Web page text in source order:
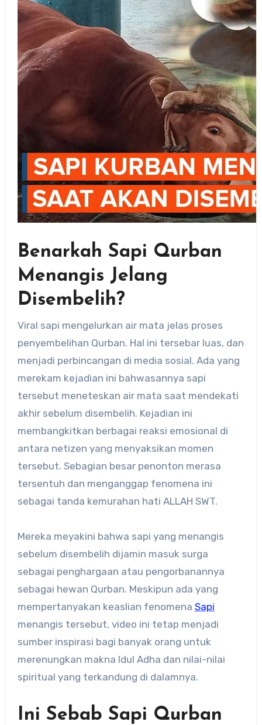
Benarkah Sapi Qurban
Menangis Jelang
Disembelih?
Viral sapi mengelurkan air mata jelas proses
penyembelihan Qurban. Hal ini tersebar luas, dan
menjadi perbincangan di media sosial. Ada yang
merekam kejadian ini bahwasannya sapi
tersebut meneteskan air mata saat mendekati
akhir sebelum disembelih. Kejadian ini
membangkitkan berbagai reaksi emosional di
antara netizen yang menyaksikan momen
tersebut. Sebagian besar penonton merasa
tersentuh dan menganggap fenomena ini
sebagai tanda kemurahan hati ALLAH SWT.
Mereka meyakini bahwa sapi yang menangis
sebelum disembelih dijamin masuk surga
sebagai penghargaan atau pengorbanannya
sebagai hewan Qurban. Meskipun ada yang
mempertanyakan keaslian fenomena Sapi
menangis tersebut, video ini tetap menjadi
sumber inspirasi bagi banyak orang untuk
merenungkan makna Idul Adha dan nilai-nilai
spiritual yang terkandung di dalamnya.
Ini Sebab Sapi Qurban